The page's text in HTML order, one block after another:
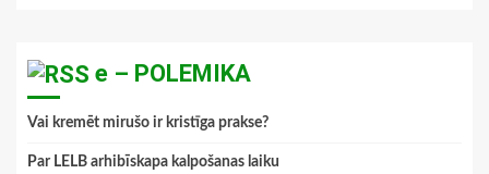
e – POLEMIKA
Vai kremēt mirušo ir kristīga prakse?
Par LELB arhibīskapa kalpošanas laiku